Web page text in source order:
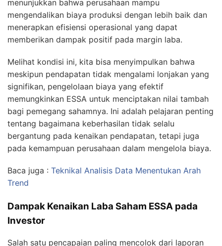
Dengan beban pokok pendapatan yang berkurang dari
USD184,26 juta menjadi USD148,74 juta, tapi
perusahaan bisa meningkatkan laba kotor dari
menunjukkan bahwa perusahaan mampu
mengendalikan biaya produksi dengan lebih baik dan
menerapkan efisiensi operasional yang dapat
memberikan dampak positif pada margin laba.
Melihat kondisi ini, kita bisa menyimpulkan bahwa
meskipun pendapatan tidak mengalami lonjakan yang
signifikan, pengelolaan biaya yang efektif
bagi pemegang sahamnya. Ini adalah pelajaran penting
tentang bagaimana keberhasilan tidak selalu
pada kemampuan perusahaan dalam mengelola biaya.